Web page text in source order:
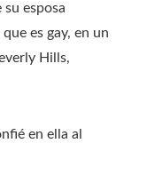
esposa
es gay, en un
Hills,
en ella al